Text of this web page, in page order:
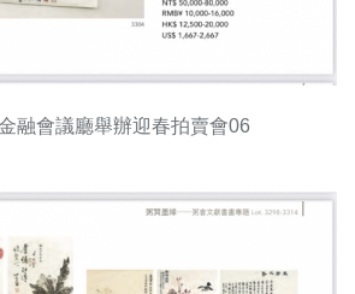
融會議廳舉辦迎春拍賣會06